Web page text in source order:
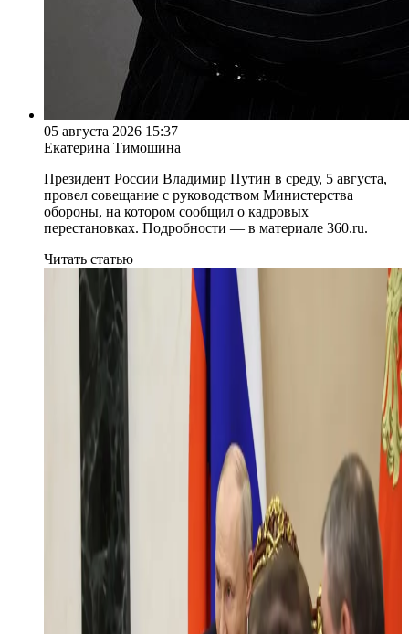
05 августа 2026 15:37
Екатерина Тимошина
Президент России Владимир Путин в среду, 5 августа,
провел совещание с руководством Министерства
обороны, на котором сообщил о кадровых
перестановках. Подробности — в материале 360.ru.
Читать статью